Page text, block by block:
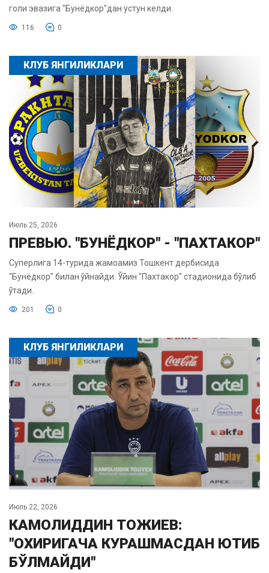
голи эвазига "Бунёдкор"дан устун келди.
116 0
КЛУБ ЯНГИЛИКЛАРИ
Июль 25, 2026
ПРЕВЬЮ. "БУНЁДКОР" - "ПАХТАКОР"
Суперлига 14-турида жамоамиз Тошкент дербисида
"Бунёдкор" билан ўйнайди. Ўйин "Пахтакор" стадионида бўлиб
ўтади.
201 0
КЛУБ ЯНГИЛИКЛАРИ
Июль 22, 2026
КАМОЛИДДИН ТОЖИЕВ:
"ОХИРИГАЧА КУРАШМАСДАН ЮТИБ
БЎЛМАЙДИ"